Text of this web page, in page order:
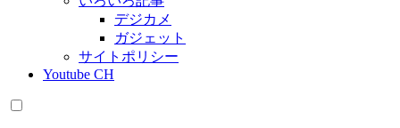
デジカメ
ガジェット
サイトポリシー
Youtube CH